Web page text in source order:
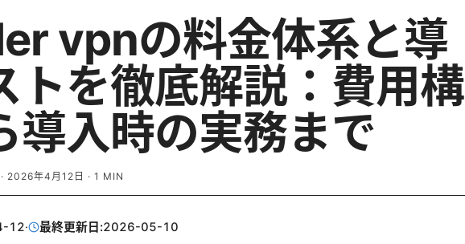
vpnの料金体系と導
トを徹底解説：費用構
導入時の実務まで
· 2026年4月12日 · 1 MIN
12· 最終更新日:2026-05-10